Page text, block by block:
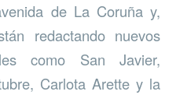
de La Coruña y,
redactando nuevos
como San Javier,
Carlota Arette y la